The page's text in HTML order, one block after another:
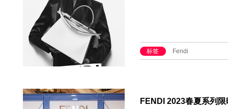
标签 Fendi
FENDI 2023春夏系列